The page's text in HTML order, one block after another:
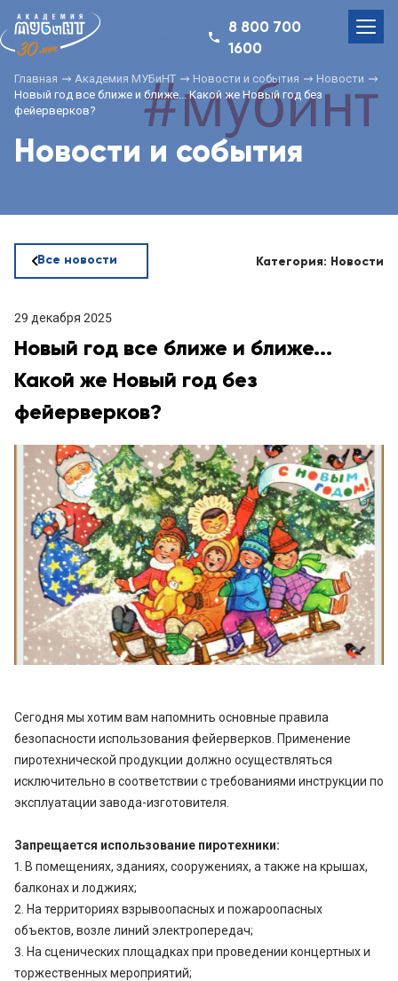
8 800 700
1600
Главная Академия МУБиНТ Новости и события
Новости
Новый год все ближе и ближе... Какой же Новый год без
фейерверков?
Новости и события
Все новости Категория: Новости
29 декабря 2025
Новый год все ближе и ближе...
Какой же Новый год без
фейерверков?
Сегодня мы хотим вам напомнить основные правила
безопасности использования фейерверков. Применение
пиротехнической продукции должно осуществляться
исключительно в соответствии с требованиями инструкции по
эксплуатации завода-изготовителя.
Запрещается использование пиротехники:
1. В помещениях, зданиях, сооружениях, а также на крышах,
балконах и лоджиях;
2. На территориях взрывоопасных и пожароопасных
объектов, возле линий электропередач;
3. На сценических площадках при проведении концертных и
торжественных мероприятий;